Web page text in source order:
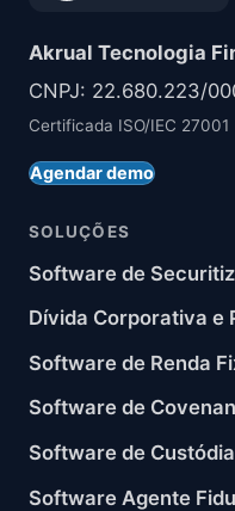
Akrual Tecnologia
CNPJ: 22.680.223/
Certificada ISO/IEC 27001
Agendar demo
SOLUÇÕES
Software de
Dívida Corporativa e
Software de Renda
Software de
Software de Custódia
Software Agente